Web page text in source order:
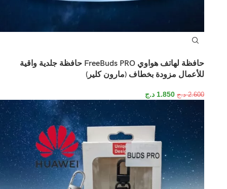
حافظة لهاتف هواوي FreeBuds PRO حافظة جلدية واقية
للأعمال مزودة بخطاف (مارون كلير)
2.600 د.ج 1.850 د.ج